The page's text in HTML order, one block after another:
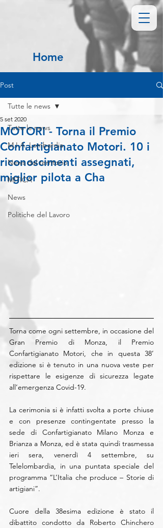
Home
Post
Tutte le news
M.I.A. Lombardia
News dal territorio
MITICA
News
Politiche del Lavoro
Tutte le news
MOTORI - Torna il Premio
Confartigianato Motori. 10 i
riconoscimenti assegnati,
miglior pilota a Cha
5 set 2020
Torna come ogni settembre, in occasione del
Gran Premio di Monza, il Premio
Confartigianato Motori, che in questa 38’
edizione si è tenuto in una nuova veste per
rispettare le esigenze di sicurezza legate
all’emergenza Covid-19.
La cerimonia si è infatti svolta a porte chiuse
e con presenze contingentate presso la
sede di Confartigianato Milano Monza e
Brianza a Monza, ed è stata quindi trasmessa
ieri sera, venerdì 4 settembre, su
Telelombardia, in una puntata speciale del
programma “L’Italia che produce – Storie di
artigiani”.
Cuore della 38esima edizione è stato il
dibattito condotto da Roberto Chinchero